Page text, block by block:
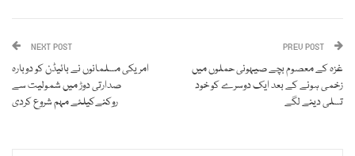
غزہ کے معصوم بچے صیہونی حملوں میں
زخمی ہونے کے بعد ایک دوسرے کو خود
تسلی دینے لگے
NEXT POST
امریکی مسلمانوں نے بائیڈن کو دوبارہ
صدارتی دوڑ میں شمولیت سے
روکنےکیلئے مہم شروع کردی